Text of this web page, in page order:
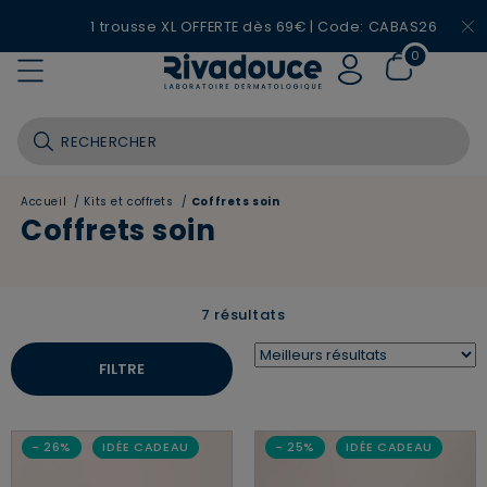
1 trousse XL OFFERTE dès 69€ | Code: CABAS26
0
Accueil / Kits et coffrets / Coffrets soin
Coffrets soin
7 résultats
FILTRE
- 26% IDÉE CADEAU - 25% IDÉE CADEAU